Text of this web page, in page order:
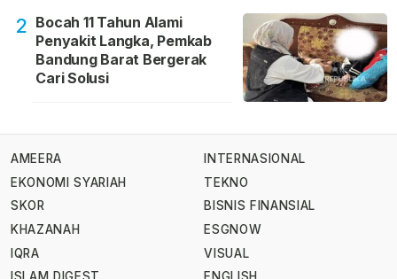
2 Bocah 11 Tahun Alami
Penyakit Langka, Pemkab
Bandung Barat Bergerak
Cari Solusi
AMEERA
EKONOMI SYARIAH
SKOR
KHAZANAH
IQRA
INTERNASIONAL
TEKNO
BISNIS FINANSIAL
ESGNOW
VISUAL